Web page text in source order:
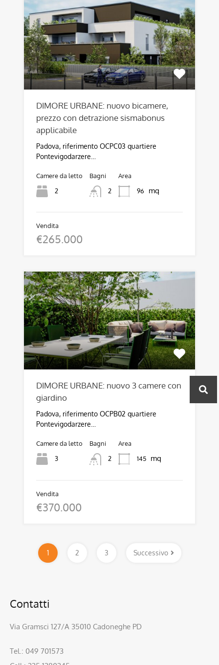
DIMORE URBANE: nuovo bicamere,
prezzo con detrazione sismabonus
applicabile
Padova, riferimento OCPC03 quartiere
Pontevigodarzere…
Camere da letto
2
Bagni
2
Area
96
mq
Vendita
€265.000
DIMORE URBANE: nuovo 3 camere con
giardino
Padova, riferimento OCPB02 quartiere
Pontevigodarzere…
Camere da letto
3
Bagni
2
Area
145
mq
Vendita
€370.000
1 2 3 Successivo
Contatti
Via Gramsci 127/A 35010 Cadoneghe PD
Tel.: 049 701573